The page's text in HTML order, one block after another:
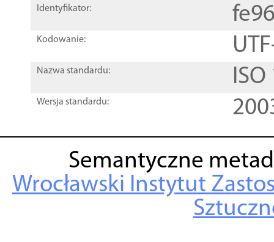
Identyfikator:
Kodowanie:
Nazwa standardu:
Wersja standardu:
Semantyczne
Wrocławski Instytut